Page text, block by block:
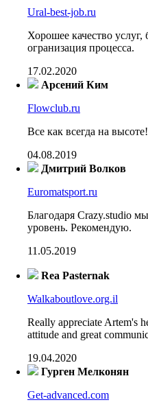
Ural-best-job.ru
Хорошее качество
огранизация процесса.
17.02.2020
Арсений Ким
Flowclub.ru
Все как всегда на
04.08.2019
Дмитрий Волков
Euromatsport.ru
Благодаря Crazy.studio
уровень. Рекомендую.
11.05.2019
Rea Pasternak
Walkaboutlove.org.il
Really appreciate Artem's
attitude and great
19.04.2020
Гурген Мелконян
Get-advanced.com